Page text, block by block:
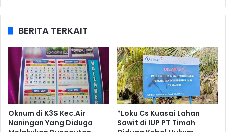
BERITA TERKAIT
Oknum di K3S Kec.Air
Naningan Yang Diduga
*Loku Cs Kuasai Lahan
Sawit di IUP PT Timah